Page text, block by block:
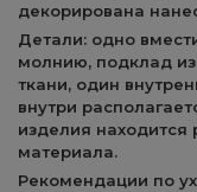
декорирована
Детали: одно
молнию, подклад
ткани, один
внутри
изделия находится
материала.
Рекомендации по